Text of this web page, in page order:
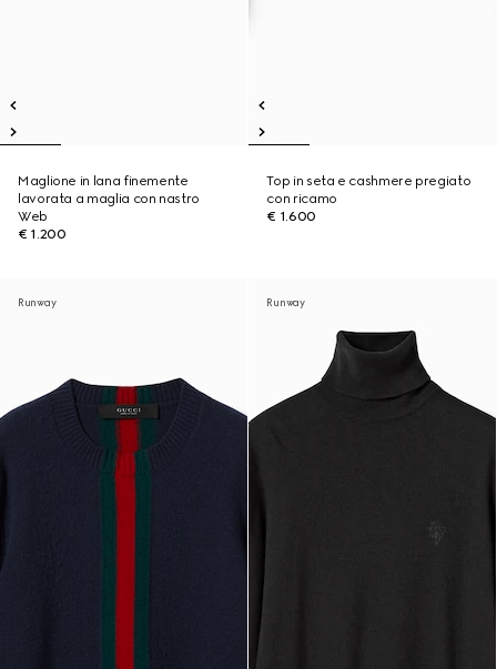
Maglione in lana finemente
lavorata a maglia con nastro
Web
€ 1.200
Top in seta e cashmere pregiato
con ricamo
€ 1.600
Runway Runway